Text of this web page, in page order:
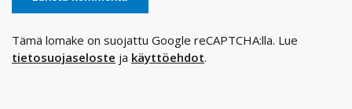
Tämä lomake on suojattu Google reCAPTCHA:lla. Lue
tietosuojaseloste ja käyttöehdot.